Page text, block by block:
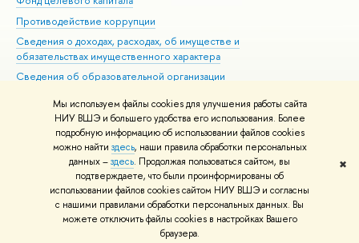
Мы используем файлы cookies для улучшения работы сайта
НИУ ВШЭ и большего удобства его использования. Более
подробную информацию об использовании файлов cookies
можно найти здесь, наши правила обработки персональных
данных –здесь. Продолжая пользоваться сайтом, вы
подтверждаете, что были проинформированы об
использовании файлов cookies сайтом НИУ ВШЭ и согласны
с нашими правилами обработки персональных данных. Вы
можете отключить файлы cookies в настройках Вашего
браузера.
✖
Противодействие коррупции
Сведения о доходах, расходах, об имуществе и
обязательствах имущественного характера
Сведения об образовательной организации
Людям с ограниченными возможностями здоровья
Единая платежная страница
Работа в Вышке
© НИУ ВШЭ 1993–2026 Адреса и контакты Условия использования
материалов Политика конфиденциальности Карта сайта
Шрифты HSE Sans и HSE Slab разработаны вШколе дизайна НИУ ВШЭ